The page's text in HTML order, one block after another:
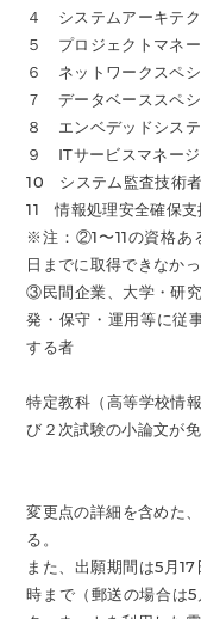
４ システムアーキテク
５ プロジェクトマネー
６ ネットワークスペシ
７ データベーススペシ
８ エンベデッドシステ
９ ITサービスマネージ
10 システム監査技術者
11 情報処理安全確保支
※注：②1〜11の資格あ
日までに取得できなか
③民間企業、大学・研
発・保守・運用等に従
する者
特定教科（高等学校情
び２次試験の小論文が免
変更点の詳細を含めた
る。
また、出願期間は5月
時まで（郵送の場合は